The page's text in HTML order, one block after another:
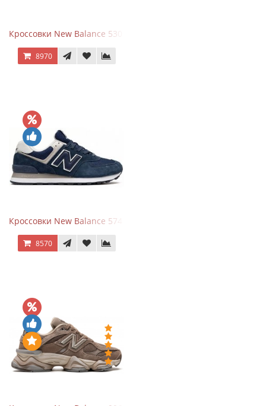
Кроссовки New Balance 530 White Silver Navy
8970
Кроссовки New Balance 574 Navy Blue White
8570